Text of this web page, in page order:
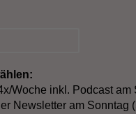
Woche inkl. Podcast am
Newsletter am Sonntag